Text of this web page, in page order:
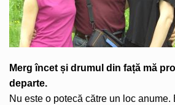
Merg încet și drumul din față mă
departe.
Nu este o potecă către un loc anume.